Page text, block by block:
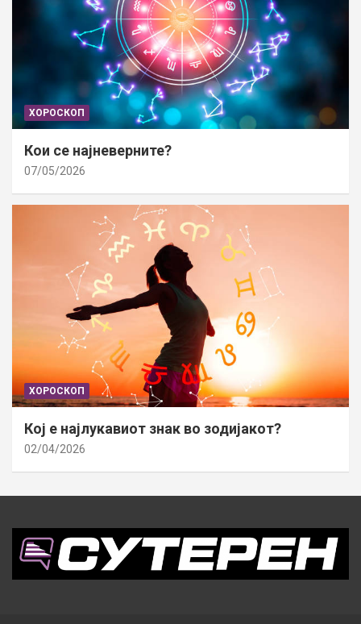
ХОРОСКОП
Кои се најневерните?
07/05/2026
ХОРОСКОП
Кој е најлукавиот знак во зодијакот?
02/04/2026